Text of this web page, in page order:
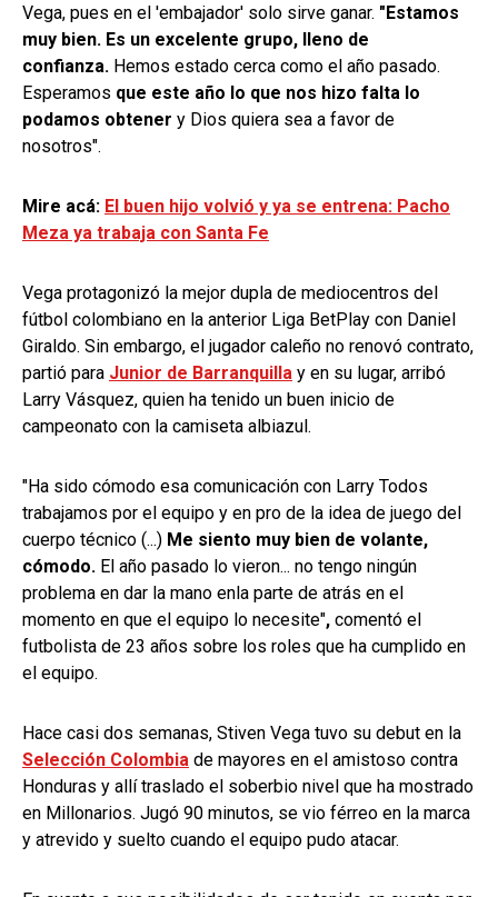
Vega, pues en el 'embajador' solo sirve ganar. "Estamos
muy bien. Es un excelente grupo, lleno de
confianza. Hemos estado cerca como el año pasado.
Esperamos que este año lo que nos hizo falta lo
podamos obtener y Dios quiera sea a favor de
nosotros".
Mire acá: El buen hijo volvió y ya se entrena: Pacho
Meza ya trabaja con Santa Fe
Vega protagonizó la mejor dupla de mediocentros del
fútbol colombiano en la anterior Liga BetPlay con Daniel
Giraldo. Sin embargo, el jugador caleño no renovó contrato,
partió para Junior de Barranquilla y en su lugar, arribó
Larry Vásquez, quien ha tenido un buen inicio de
campeonato con la camiseta albiazul.
"Ha sido cómodo esa comunicación con Larry Todos
trabajamos por el equipo y en pro de la idea de juego del
cuerpo técnico (...) Me siento muy bien de volante,
cómodo. El año pasado lo vieron... no tengo ningún
problema en dar la mano enla parte de atrás en el
momento en que el equipo lo necesite", comentó el
futbolista de 23 años sobre los roles que ha cumplido en
el equipo.
Hace casi dos semanas, Stiven Vega tuvo su debut en la
Selección Colombia de mayores en el amistoso contra
Honduras y allí traslado el soberbio nivel que ha mostrado
en Millonarios. Jugó 90 minutos, se vio férreo en la marca
y atrevido y suelto cuando el equipo pudo atacar.